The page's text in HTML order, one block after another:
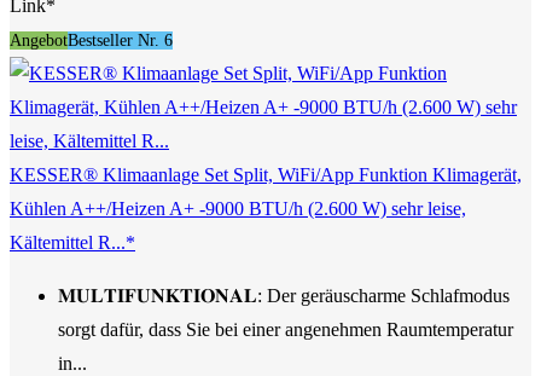
Link*
AngebotBestseller Nr. 6
KESSER® Klimaanlage Set Split, WiFi/App Funktion Klimagerät,
Kühlen A++/Heizen A+ -9000 BTU/h (2.600 W) sehr leise,
Kältemittel R...*
𝐌𝐔𝐋𝐓𝐈𝐅𝐔𝐍𝐊𝐓𝐈𝐎𝐍𝐀𝐋: Der geräuscharme Schlafmodus
sorgt dafür, dass Sie bei einer angenehmen Raumtemperatur
in...